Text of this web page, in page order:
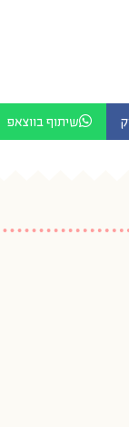
שיתוף בווצאפ